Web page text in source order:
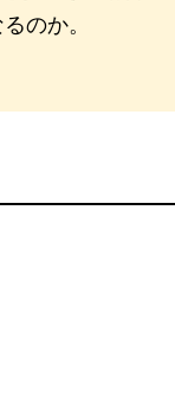
のか。